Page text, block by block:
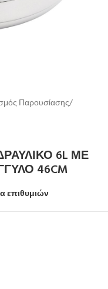
Παρουσίασης
6L ΜΕ
46CM
επιθυμιών